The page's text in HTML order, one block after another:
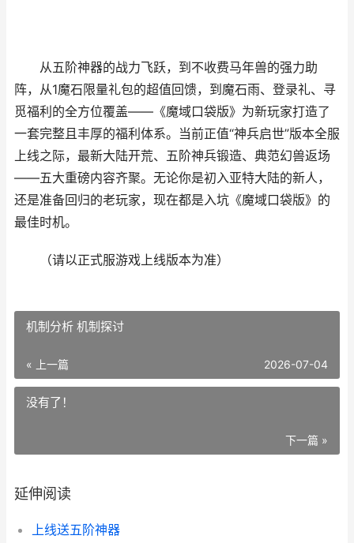
从五阶神器的战力飞跃，到不收费马年兽的强力助
阵，从1魔石限量礼包的超值回馈，到魔石雨、登录礼、寻
觅福利的全方位覆盖——《魔域口袋版》为新玩家打造了
一套完整且丰厚的福利体系。当前正值“神兵启世”版本全服
上线之际，最新大陆开荒、五阶神兵锻造、典范幻兽返场
——五大重磅内容齐聚。无论你是初入亚特大陆的新人，
还是准备回归的老玩家，现在都是入坑《魔域口袋版》的
最佳时机。
（请以正式服游戏上线版本为准）
机制分析 机制探讨
« 上一篇 2026-07-04
没有了！
下一篇 »
延伸阅读
上线送五阶神器